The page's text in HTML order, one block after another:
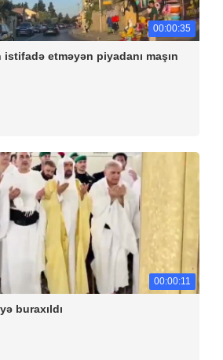
00:00:35
etməyən piyadanı maşın
00:00:11
buraxıldı